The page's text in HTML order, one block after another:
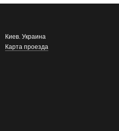
Киев. Украина
Карта проезда